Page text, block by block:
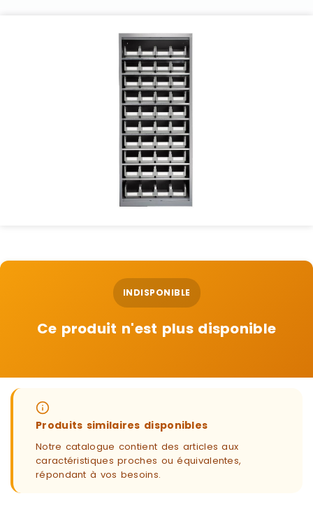
INDISPONIBLE
Ce produit n'est plus disponible
Produits similaires disponibles
Notre catalogue contient des articles aux
caractéristiques proches ou équivalentes,
répondant à vos besoins.